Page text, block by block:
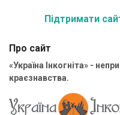
Підтримати
Про сайт
«Україна Інкогніта» -
краєзнавства.